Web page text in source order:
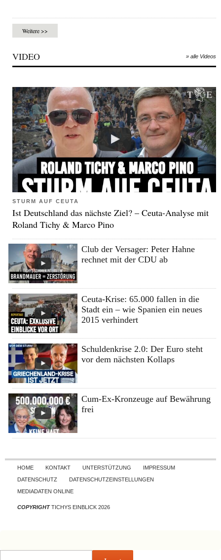
Weitere >>
VIDEO » alle Videos
STURM AUF CEUTA
Ist Deutschland das nächste Ziel? – Ceuta-Analyse mit
Roland Tichy & Marco Pino
Club der Versager: Peter Hahne
rechnet mit der CDU ab
Ceuta-Krise: 65.000 fallen in die
Stadt ein – wie Spanien ein neues
2015 verhindert
Schuldenkrise 2.0: Der Euro steht
vor dem nächsten Kollaps
Cum-Ex-Kronzeuge auf Bewährung
frei
Skip to content
HOME KONTAKT UNTERSTÜTZUNG
IMPRESSUM
DATENSCHUTZ
DATENSCHUTZEINSTELLUNGEN
MEDIADATEN ONLINE
COPYRIGHTTICHYS EINBLICK 2026